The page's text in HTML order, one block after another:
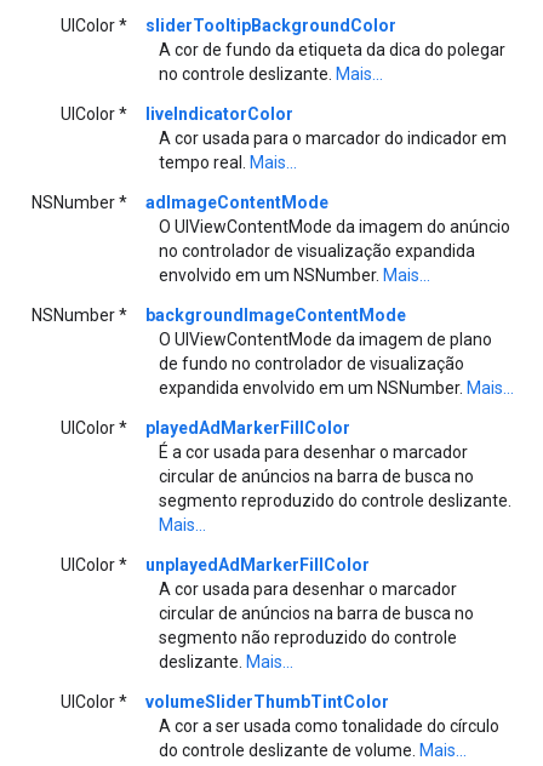
UIColor *
sliderTooltipBackgroundColor
A cor de fundo da etiqueta da dica do polegar
no controle deslizante. Mais...
UIColor *
liveIndicatorColor
A cor usada para o marcador do indicador em
tempo real.
Mais...
NSNumber *
adImageContentMode
O UIViewContentMode da imagem do anúncio
no controlador de visualização expandida
envolvido em um NSNumber. Mais...
NSNumber *
backgroundImageContentMode
O UIViewContentMode da imagem de plano
de fundo no controlador de visualização
expandida envolvido em um NSNumber. Mais...
UIColor *
playedAdMarkerFillColor
É a cor usada para desenhar o marcador
circular de anúncios na barra de busca no
segmento reproduzido do controle deslizante.
Mais...
UIColor *
unplayedAdMarkerFillColor
A cor usada para desenhar o marcador
circular de anúncios na barra de busca no
segmento não reproduzido do controle
deslizante. Mais...
UIColor *
volumeSliderThumbTintColor
A cor a ser usada como tonalidade do círculo
do controle deslizante de volume. Mais...